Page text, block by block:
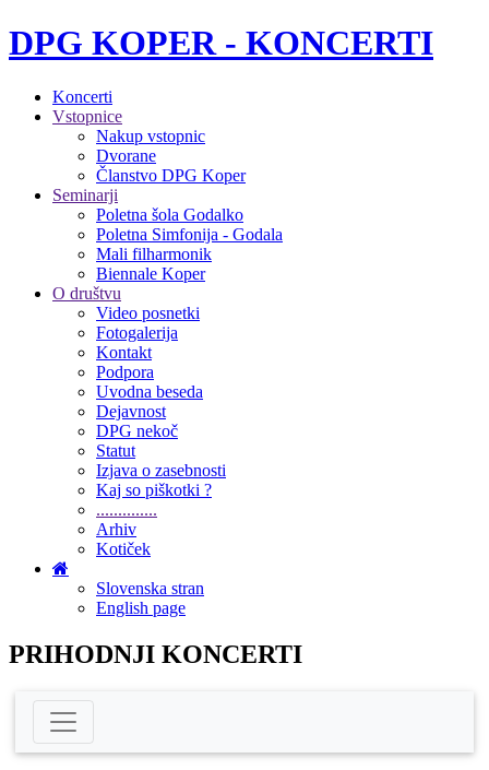
DPG KOPER - KONCERTI
Koncerti
Vstopnice
Nakup vstopnic
Dvorane
Članstvo DPG Koper
Seminarji
Poletna šola Godalko
Poletna Simfonija - Godala
Mali filharmonik
Biennale Koper
O društvu
Video posnetki
Fotogalerija
Kontakt
Podpora
Uvodna beseda
Dejavnost
DPG nekoč
Statut
Izjava o zasebnosti
Kaj so piškotki ?
..............
Arhiv
Kotiček
Slovenska stran
English page
PRIHODNJI KONCERTI